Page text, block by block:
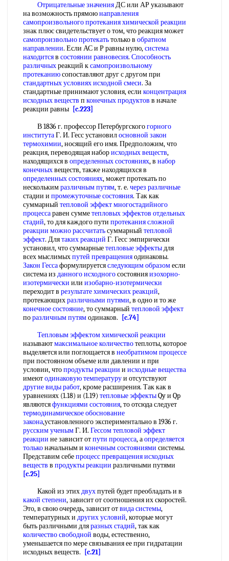
Отрицательные значенияДС или АР указывают
на возможность прямоюнаправления
самопроизвольного протеканияхимической реакции
знак плюс свидетельствует о том, что реакция может
самопроизвольно протекатьтолько в обратном
направлении. Если АС и Р равны нулю,система
находитсяв состоянии равновесия. Способность
различныхреакций ксамопроизвольному
протеканиюсопоставляют друг с другом при
стандартных условияхисходной смеси. За
стандартные принимают условия, если концентрация
исходных веществ п конечных продуктов в начале
реакции равны [c.223]
В 1836 г. профессор Петербургскогогорного
институтаГ. И. Гесс установилосновной закон
термохимии, носящий его имя. Предположим, что
реакция, переводящая наборисходных веществ,
находящихся в определенных состояниях, в набор
конечныхвеществ, также находящихся в
определенных состояниях, может протекать по
несколькимразличным путям, т. е. через различные
стадии и промежуточные состояния. Так как
суммарный тепловой эффектмногостадийного
процессаравен сумметепловых эффектов отдельных
стадий, то для каждого пути протекания сложной
реакции можно рассчитатьсуммарный тепловой
эффект. Длятаких реакций Г. Гесс эмпирически
установил, что суммарныетепловые эффектыдля
всех мыслимыхпутей превращенияодинаковы.
Закон Гессаформулируетсяследующим образомесли
система из данного исходногосостоянияизохорно-
изотермически или изобарно-изотермически
переходит в результате химических реакций,
протекающихразличными путями, в одно и то же
конечное состояние, то суммарный тепловой эффект
поразличным путямодинаков.
[c.74]
Тепловым эффектом химической реакции
называютмаксимальное количествотеплоты, которое
выделяется или поглощается в необратимом процессе
при постоянном объеме или давлении и при
условии, чтопродукты реакции и исходные вещества
имеютодинаковую температуруи отсутствуют
другие виды работ, кроме расширения. Так как в
уравнениях (1.18) и (1.19) тепловые эффектыQy и Qp
являютсяфункциями состояния, то отсюда следует
термодинамическое обоснование
закона,установленного экспериментально в 1936 г.
русским ученымГ. И. Гессом тепловой эффект
реакции не зависит отпути процесса, аопределяется
тольконачальным и конечным состояниями системы.
Представим себепроцесс превращенияисходных
веществ в продукты реакции различными путями
[c.25]
Какой из этихдвухпутей будет преобладать и в
какой степени, зависит от соотношения их скоростей.
Это, в свою очередь, зависит отвида системы,
температурных и других условий, которые могут
быть различными дляразных стадий, так как
количество свободной воды, естественно,
уменьшается по мере связывания ее при гидратации
исходных веществ.
[c.21]